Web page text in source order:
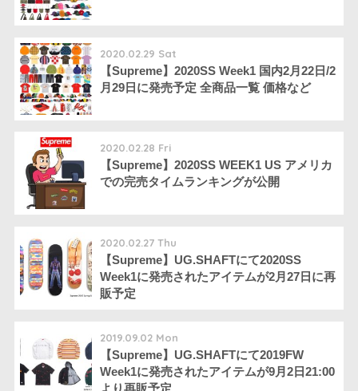
2020.02.29 Sat
【Supreme】2020SS Week1 国内2月22日/2
月29日に発売予定 全商品一覧 価格など
2020.02.28 Fri
【Supreme】2020SS WEEK1 US アメリカ
での完売タイムランキングが公開
2020.02.27 Thu
【Supreme】UG.SHAFTにて2020SS
Week1に発売されたアイテムが2月27日に再
販予定
2019.09.02 Mon
【Supreme】UG.SHAFTにて2019FW
Week1に発売されたアイテムが9月2日21:00